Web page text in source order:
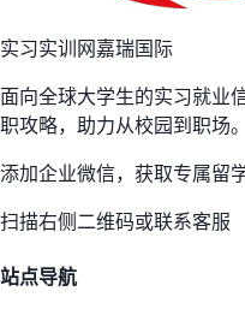
实习实训网嘉瑞国际
面向全球大学生的实习就业
职攻略，助力从校园到职场。
添加企业微信，获取专属留
扫描右侧二维码或联系客服
站点导航